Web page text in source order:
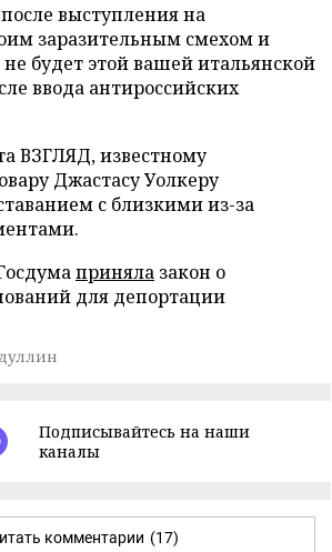
выступления на
заразительным смехом и
будет этой вашей итальянской
ввода антироссийских
ВЗГЛЯД, известному
Джастасу Уолкеру
с близкими из-за
приняла закон о
для депортации
Подписывайтесь на наши
каналы
комментарии (17)